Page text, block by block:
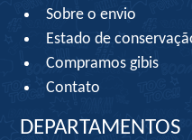
Sobre o envio
Estado de
Compramos gibis
Contato
DEPARTAMENTOS